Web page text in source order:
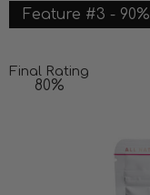
Feature #3 - 90%
Final Rating
80%